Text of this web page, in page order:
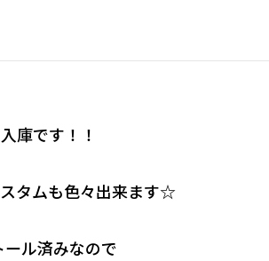
庫です！！
タムも色々出来ます☆
ル済みなので